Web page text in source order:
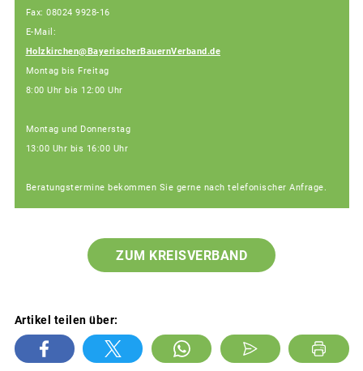
Fax: 08024 9928-16
E-Mail:
Holzkirchen@BayerischerBauernVerband.de
Montag bis Freitag
8:00 Uhr bis 12:00 Uhr
Montag und Donnerstag
13:00 Uhr bis 16:00 Uhr
Beratungstermine bekommen Sie gerne nach telefonischer Anfrage.
ZUM KREISVERBAND
Artikel teilen über: